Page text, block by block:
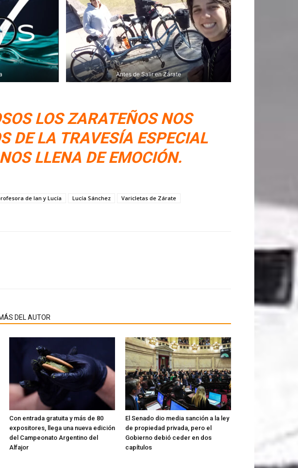
Antes de Salir en Zárate
LOS ZARATEÑOS NOS
DE LA TRAVESÍA ESPECIAL
LLENA DE EMOCIÓN.
de Ian y Lucía Lucía Sánchez
Varicletas de Zárate
DEL AUTOR
Con entrada gratuita y más de 80
expositores, llega una nueva edición
del Campeonato Argentino del
Alfajor
El Senado dio media sanción a la ley
de propiedad privada, pero el
Gobierno debió ceder en dos
capítulos